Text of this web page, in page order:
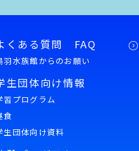
くある質問 FAQ
羽水族館からのお願い
生団体向け情報
習プログラム
食
生団体向け資料